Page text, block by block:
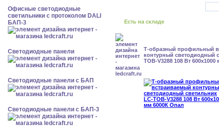
Офисные светодиодные
светильники с протоколом DALI
БАП-3
Cветодиодные панели
Cветодиодные панели с БАП
Cветодиодные панели с БАП-3
Есть на складе
Т-образный профильный
контурный светодиодный
TOB-V3288 108 Вт